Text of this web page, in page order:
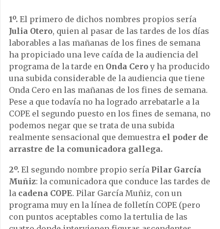
1º. El primero de dichos nombres propios sería
Julia Otero, quien al pasar de las tardes de los días
laborables a las mañanas de los fines de semana
ha propiciado una leve caída de la audiencia del
programa de la tarde en Onda Ceroy ha producido
una subida considerable de la audiencia que tiene
Onda Cero en las mañanas de los fines de semana.
Pese a que todavía no ha logrado arrebatarle a la
COPE el segundo puesto en los fines de semana, no
podemos negar que se trata de una subida
realmente sensacional que demuestra el poder de
arrastre de la comunicadora gallega.
2º. El segundo nombre propio sería Pilar García
Muñiz: la comunicadora que conduce las tardes de
la cadena COPE. Pilar García Muñiz, con un
programa muy en la línea de folletín COPE (pero
con puntos aceptables como la tertulia de las